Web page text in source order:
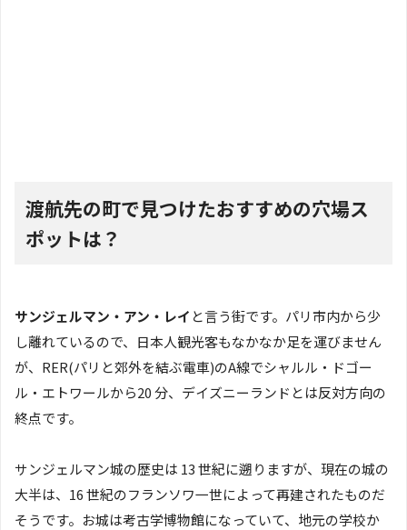
渡航先の町で見つけたおすすめの穴場ス
ポットは？
サンジェルマン・アン・レイ と言う街です。パリ市内から少
し離れているので、日本人観光客もなかなか足を運びません
が、RER(パリと郊外を結ぶ電車)のA線でシャルル・ドゴー
ル・エトワールから20 分、デイズニーランドとは反対方向の
終点です。
サンジェルマン城の歴史は 13 世紀に遡りますが、現在の城の
大半は、16 世紀のフランソワ一世によって再建されたものだ
そうです。お城は考古学博物館になっていて、地元の学校か